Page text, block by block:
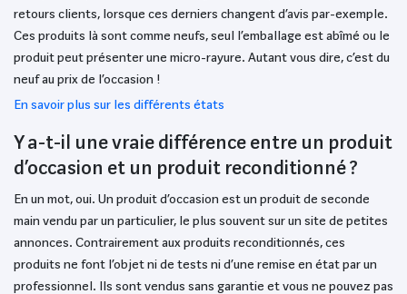
retours clients, lorsque ces derniers changent d’avis par-exemple.
Ces produits là sont comme neufs, seul l’emballage est abîmé ou le
produit peut présenter une micro-rayure. Autant vous dire, c’est du
neuf au prix de l’occasion !
En savoir plus sur les différents états
Y a-t-il une vraie différence entre un produit
d’occasion et un produit reconditionné ?
En un mot, oui. Un produit d’occasion est un produit de seconde
main vendu par un particulier, le plus souvent sur un site de petites
annonces. Contrairement aux produits reconditionnés, ces
produits ne font l’objet ni de tests ni d’une remise en état par un
professionnel. Ils sont vendus sans garantie et vous ne pouvez pas